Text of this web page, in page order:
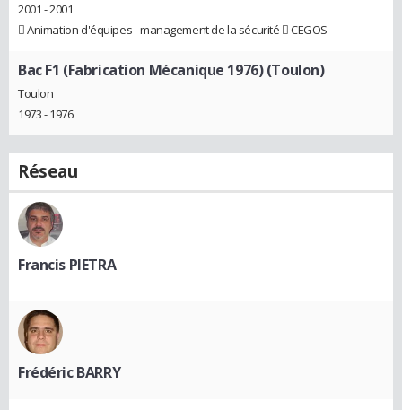
2001 - 2001
 Animation d'équipes - management de la sécurité  CEGOS
Bac F1 (Fabrication Mécanique 1976) (Toulon)
Toulon
1973 - 1976
Réseau
Francis PIETRA
Frédéric BARRY